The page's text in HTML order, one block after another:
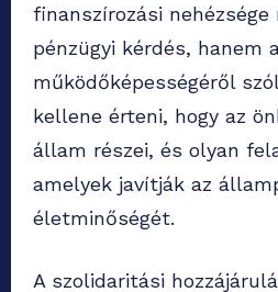
finanszírozási nehézsége
pénzügyi kérdés, hanem
működőképességéről
kellene érteni, hogy az
állam részei, és olyan
amelyek javítják az
életminőségét.
A szolidaritási